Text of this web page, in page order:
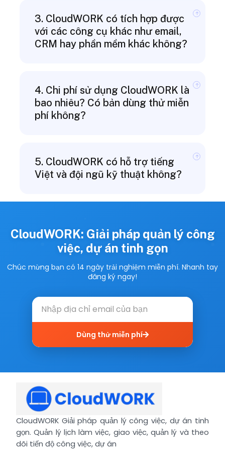
3. CloudWORK có tích hợp được
với các công cụ khác như email,
CRM hay phần mềm khác không?
4. Chi phí sử dụng CloudWORK là
bao nhiêu? Có bản dùng thử miễn
phí không?
5. CloudWORK có hỗ trợ tiếng
Việt và đội ngũ kỹ thuật không?
CloudWORK: Giải pháp quản lý công
việc, dự án tinh gọn
Chúc mừng bạn có 14 ngày trải nghiệm miễn phí. Nhanh tay
đăng ký ngay!
Dùng thử miễn phí
CloudWORK Giải pháp quản lý công việc, dự án tinh
gọn. Quản lý lịch làm việc, giao việc, quản lý và theo
dõi tiến độ công việc, dự án